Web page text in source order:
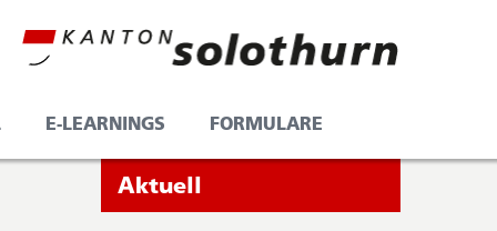
E-LEARNINGS FORMULARE
Sie
befinden
Aktuell
Seitenleiste